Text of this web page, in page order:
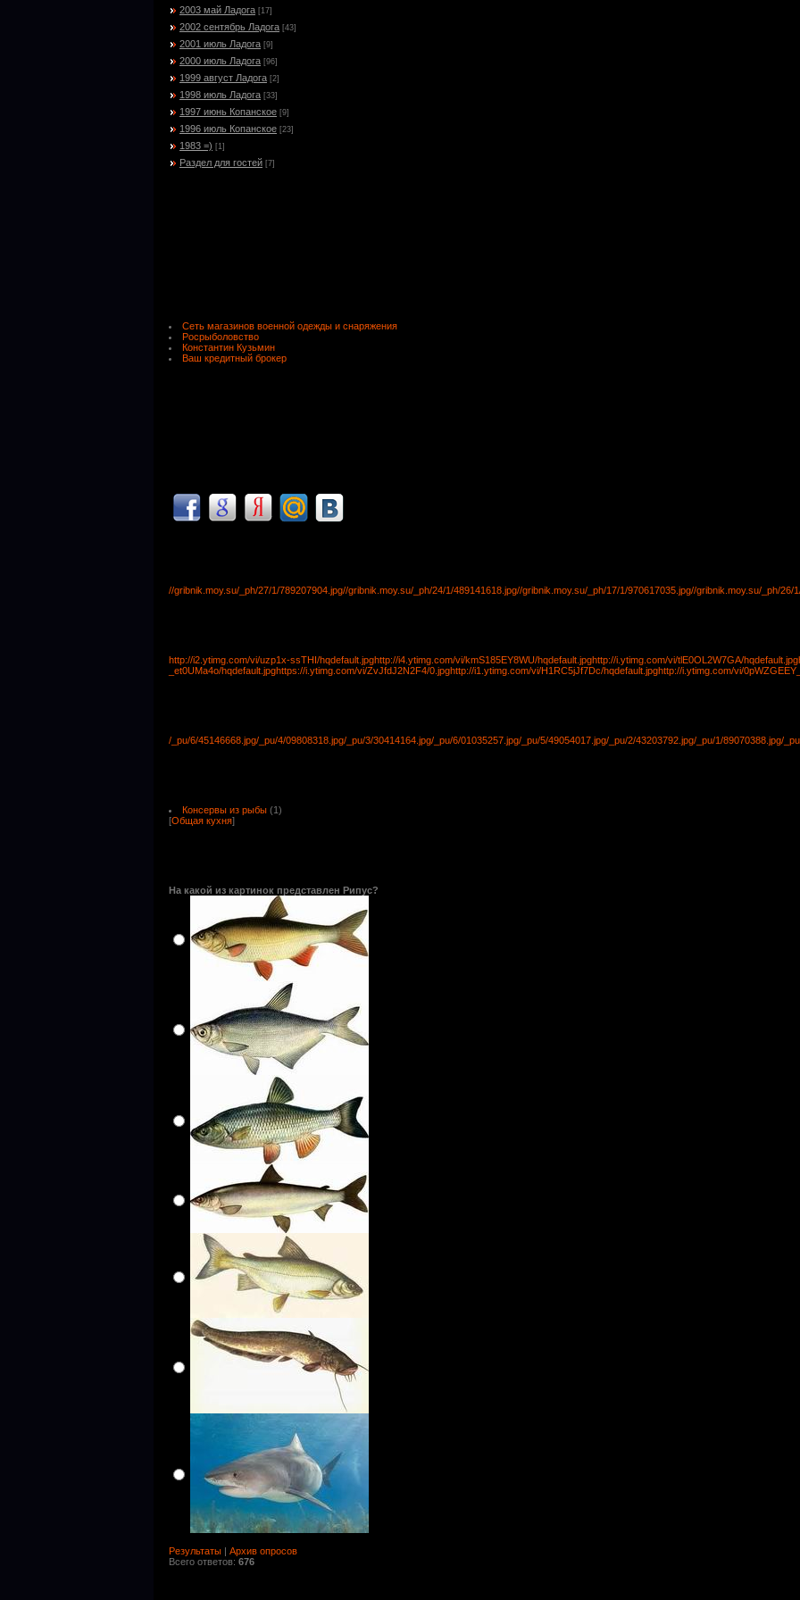
2003 май Ладога [17]
2002 сентябрь Ладога [43]
2001 июль Ладога [9]
2000 июль Ладога [96]
1999 август Ладога [2]
1998 июль Ладога [33]
1997 июнь Копанское [9]
1996 июль Копанское [23]
1983 =) [1]
Раздел для гостей [7]
Сеть магазинов военной одежды и снаряжения
Росрыболовство
Константин Кузьмин
Ваш кредитный брокер
//gribnik.moy.su/_ph/27/1/789207904.jpg//gribnik.moy.su/_ph/24/1/489141618.jpg//gribnik.moy.su/_ph/17/1/970617035.jpg//gribnik.moy.su/_ph/26/
http://i2.ytimg.com/vi/uzp1x-ssTHI/hqdefault.jpghttp://i4.ytimg.com/vi/kmS185EY8WU/hqdefault.jpghttp://i.ytimg.com/vi/tlE0OL2W7GA/hqdefault.jpg
_et0UMa4o/hqdefault.jpghttps://i.ytimg.com/vi/ZvJfdJ2N2F4/0.jpghttp://i1.ytimg.com/vi/H1RC5jJf7Dc/hqdefault.jpghttp://i.ytimg.com/vi/
/_pu/6/45146668.jpg/_pu/4/09808318.jpg/_pu/3/30414164.jpg/_pu/6/01035257.jpg/_pu/5/49054017.jpg/_pu/2/43203792.jpg/_pu/1/89070388.jpg/
Консервы из рыбы (1)
[Общая кухня]
На какой из картинок представлен Рипус?
Результаты | Архив опросов
Всего ответов: 676